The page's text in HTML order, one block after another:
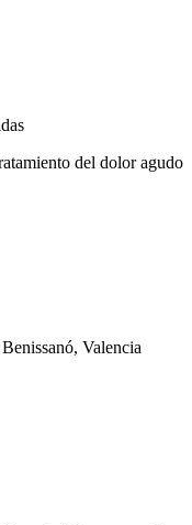
del dolor agudo
Valencia